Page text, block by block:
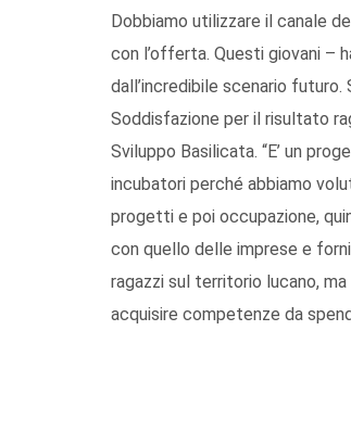
Dobbiamo utilizzare il canale
con l’offerta. Questi giovani –
dall’incredibile scenario
Soddisfazione per il risultato
Sviluppo Basilicata. “E’ un
incubatori perché abbiamo
progetti e poi occupazione,
con quello delle imprese e
ragazzi sul territorio lucano,
acquisire competenze da